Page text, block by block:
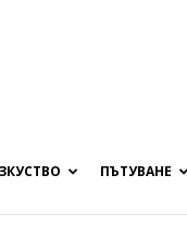
ПЪТУВАНЕ